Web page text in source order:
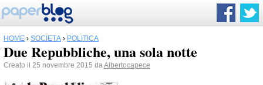
HOME › SOCIETÀ › POLITICA
Due Repubbliche, una sola notte
Creato il 25 novembre 2015 daAlbertocapece